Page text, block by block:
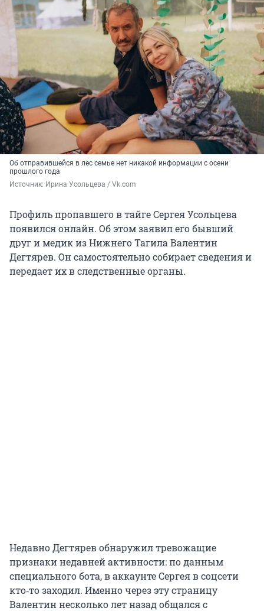
Об отправившейся в лес семье нет никакой информации с осени
прошлого года
Источник: Ирина Усольцева / Vk.com
Профиль пропавшего в тайге Сергея Усольцева
появился онлайн. Об этом заявил его бывший
друг и медик из Нижнего Тагила Валентин
Дегтярев. Он самостоятельно собирает сведения и
передает их в следственные органы.
Недавно Дегтярев обнаружил тревожащие
признаки недавней активности: по данным
специального бота, в аккаунте Сергея в соцсети
кто‑то заходил. Именно через эту страницу
Валентин несколько лет назад общался с